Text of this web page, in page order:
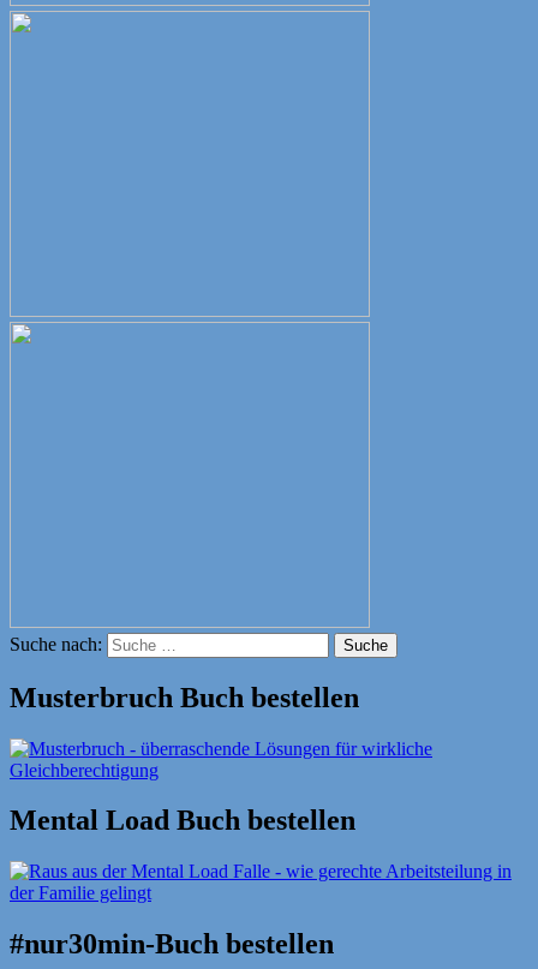
Suche nach: Suche
Musterbruch Buch bestellen
Mental Load Buch bestellen
#nur30min-Buch bestellen